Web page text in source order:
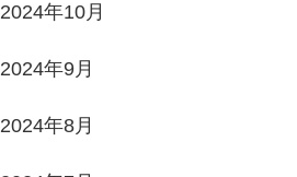
2024年10月
2024年9月
2024年8月